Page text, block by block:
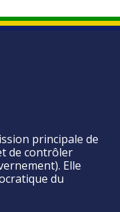
principale de
de contrôler
Elle
du